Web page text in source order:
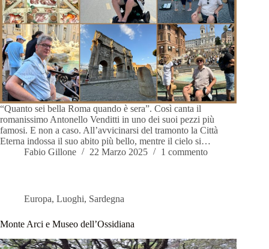
“Quanto sei bella Roma quando è sera”. Così canta il
romanissimo Antonello Venditti in uno dei suoi pezzi più
famosi. E non a caso. All’avvicinarsi del tramonto la Città
Eterna indossa il suo abito più bello, mentre il cielo si…
Fabio Gillone
22 Marzo 2025 1 commento
Europa, Luoghi, Sardegna
Monte Arci e Museo dell’Ossidiana